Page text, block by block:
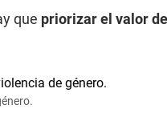
que priorizar el valor